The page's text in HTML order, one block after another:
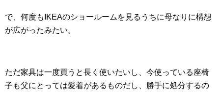
で、何度もIKEAのショールームを見るうちに母なりに構想
が広がったみたい。
ただ家具は一度買うと長く使いたいし、今使っている座椅
子も父にとっては愛着があるものだし、勝手に処分するの